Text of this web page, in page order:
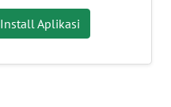
Install Aplikasi